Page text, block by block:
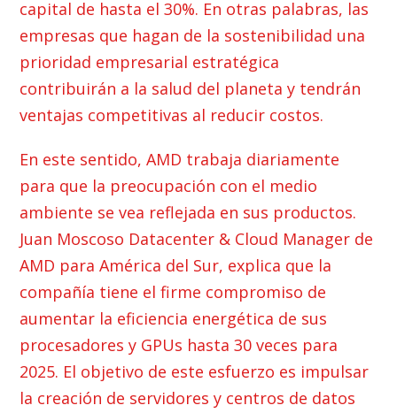
capital de hasta el 30%. En otras palabras, las
empresas que hagan de la sostenibilidad una
prioridad empresarial estratégica
contribuirán a la salud del planeta y tendrán
ventajas competitivas al reducir costos.
En este sentido, AMD trabaja diariamente
para que la preocupación con el medio
ambiente se vea reflejada en sus productos.
Juan Moscoso Datacenter & Cloud Manager de
AMD para América del Sur, explica que la
compañía tiene el firme compromiso de
aumentar la eficiencia energética de sus
procesadores y GPUs hasta 30 veces para
2025. El objetivo de este esfuerzo es impulsar
la creación de servidores y centros de datos